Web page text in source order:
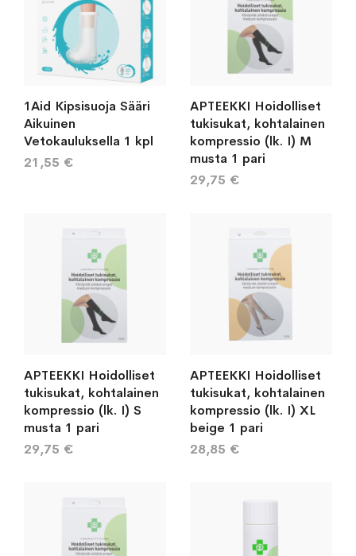
1Aid Kipsisuoja Sääri
Aikuinen
Vetokauluksella 1 kpl
21,55 €
APTEEKKI Hoidolliset
tukisukat, kohtalainen
kompressio (lk. I) M
musta 1 pari
29,75 €
APTEEKKI Hoidolliset
tukisukat, kohtalainen
kompressio (lk. I) S
musta 1 pari
29,75 €
APTEEKKI Hoidolliset
tukisukat, kohtalainen
kompressio (lk. I) XL
beige 1 pari
28,85 €